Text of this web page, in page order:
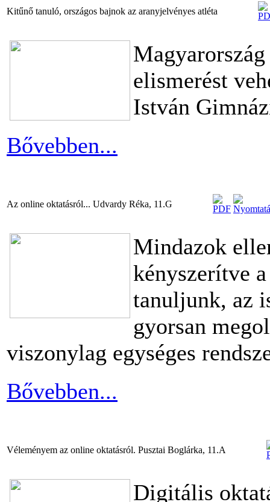
Kitűnő tanuló, országos bajnok az aranyjelvényes atléta
elismerést
István
Bővebben...
Az online oktatásról... Udvardy Réka, 11.G
Mindazok
kényszerítve
tanuljunk, az
gyorsan
viszonylag egységes
Bővebben...
Véleményem az online oktatásról. Pusztai Boglárka, 11.A
Digitális